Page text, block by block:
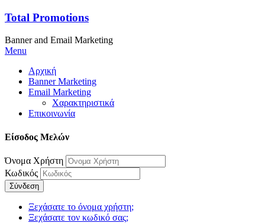
Total Promotions
Banner and Email Marketing
Menu
Αρχική
Banner Marketing
Email Marketing
Χαρακτηριστικά
Επικοινωνία
Είσοδος Μελών
Όνομα Χρήστη
Κωδικός
Σύνδεση
Ξεχάσατε το όνομα χρήστη;
Ξεχάσατε τον κωδικό σας;